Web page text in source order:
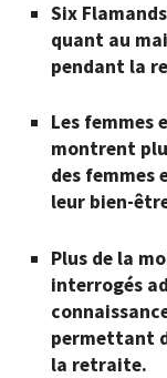
Six
quant au
pendant la
Les femmes
montrent
des femmes
leur bien-
Plus de la
interrogés
permettant
la retraite.